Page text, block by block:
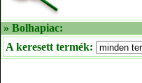
» Bolhapiac:
A keresett termék: